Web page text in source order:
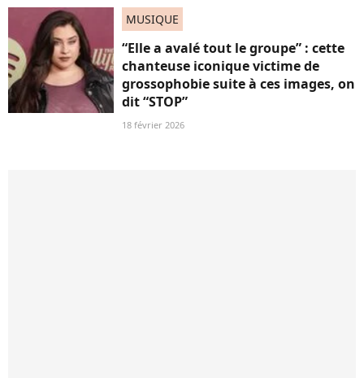
MUSIQUE
“Elle a avalé tout le groupe” : cette
chanteuse iconique victime de
grossophobie suite à ces images, on
dit “STOP”
18 février 2026